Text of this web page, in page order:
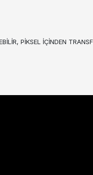
PİKSEL İÇİNDEN